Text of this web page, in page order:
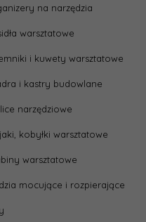
na narzędzia
warsztatowe
i kuwety warsztatowe
i kastry budowlane
narzędziowe
kobyłki warsztatowe
warsztatowe
mocujące i rozpierające